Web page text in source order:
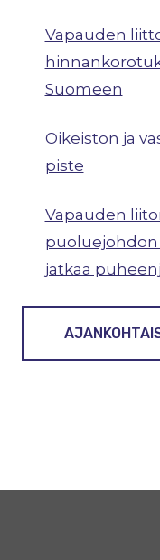
Vapauden
Suomeen
Oikeiston ja
piste
Vapauden
puoluejohdon
jatkaa